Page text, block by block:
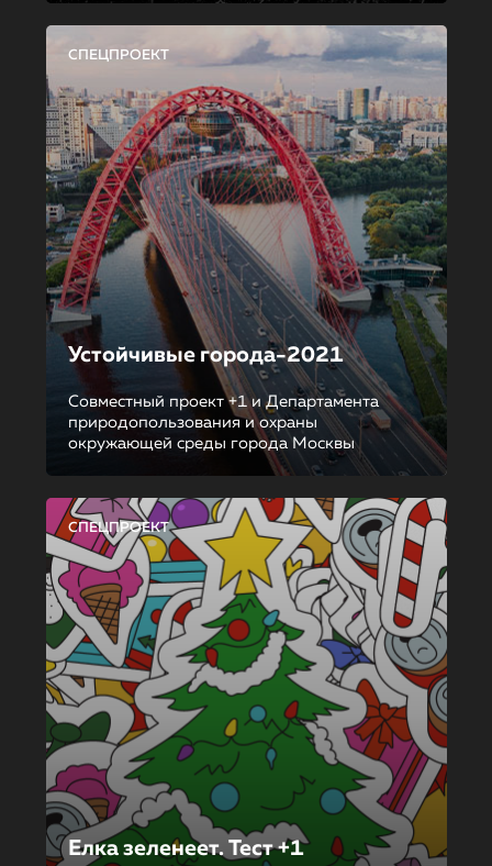
СПЕЦПРОЕКТ
Устойчивые города-2021
Совместный проект +1 и Департамента
природопользования и охраны
окружающей среды города Москвы
СПЕЦПРОЕКТ
Елка зеленеет. Тест +1